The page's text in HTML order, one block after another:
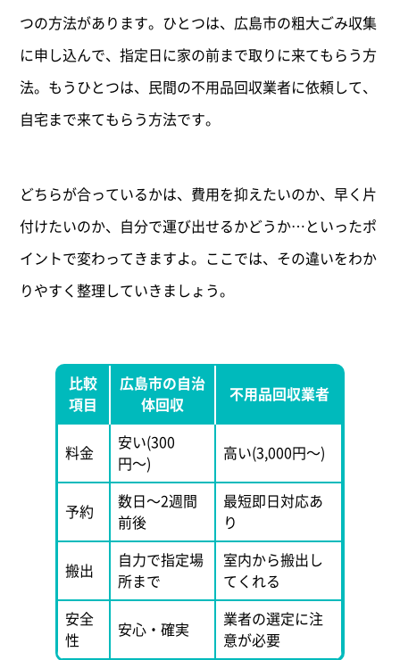
つの方法があります。ひとつは、広島市の粗大ごみ収集
に申し込んで、指定日に家の前まで取りに来てもらう方
法。もうひとつは、民間の不用品回収業者に依頼して、
自宅まで来てもらう方法です。
どちらが合っているかは、費用を抑えたいのか、早く片
付けたいのか、自分で運び出せるかどうか…といったポ
イントで変わってきますよ。ここでは、その違いをわか
りやすく整理していきましょう。
比較
項目
広島市の自治
体回収
不用品回収業者
料金
安い(300
円〜)
高い(3,000円〜)
予約
数日〜2週間
前後
最短即日対応あ
り
搬出
自力で指定場
所まで
室内から搬出し
てくれる
安全
性
安心・確実
業者の選定に注
意が必要